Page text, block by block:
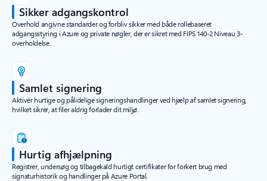
Sikker adgangskontrol
Overhold angivne standarder og forbliv sikker med både rollebaseret
adgangsstyring i Azure og private nøgler, der er sikret med FIPS 140-2 Niveau 3-
overholdelse.
Samlet signering
Aktivér hurtige og pålidelige signeringshandlinger ved hjælp af samlet signering,
hvilket sikrer, at filer aldrig forlader dit miljø.
Hurtig afhjælpning
Registrer, undersøg og tilbagekald hurtigt certifikater for forkert brug med
signaturhistorik og handlinger på Azure Portal.